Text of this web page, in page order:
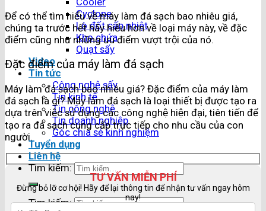
Cyclone
Lò đốt cấp nhiệt
Kho chứa
Quạt sấy
Video
Tin tức
Công nghệ sấy
Tin kinh tế
Tin công nghệ
Tin doanh nghiệp
Góc chia sẻ kinh nghiệm
Tuyển dụng
Liên hệ
Tìm kiếm:
Tìm kiếm:
Để có thể tìm hiểu về máy làm đá sạch bao nhiêu giá,
chúng ta trước hết hãy hiểu hơn về loại máy này, về đặc
điểm cũng như những ưu điểm vượt trội của nó.
Đặc điểm của máy làm đá sạch
Máy làm đá sạch bao nhiêu giá? Đặc điểm của máy làm
đá sạch là gì? Máy làm đá sạch là loại thiết bị được tạo ra
dựa trên việc sử dụng các công nghệ hiện đại, tiên tiến để
tạo ra đá sạch cung cấp trực tiếp cho nhu cầu của con
người.
TƯ VẤN MIỄN PHÍ
Đừng bỏ lỡ cơ hội! Hãy để lại thông tin để nhận tư vấn ngay hôm
nay!